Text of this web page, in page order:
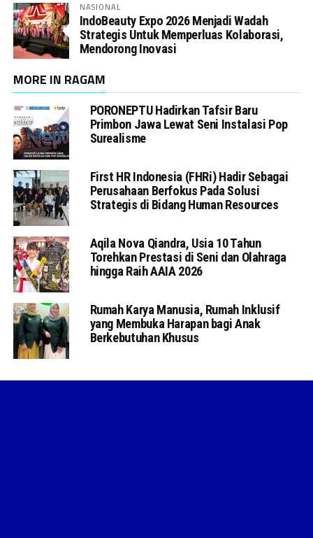
NASIONAL
IndoBeauty Expo 2026 Menjadi Wadah
Strategis Untuk Memperluas Kolaborasi,
Mendorong Inovasi
MORE IN RAGAM
PORONEPTU Hadirkan Tafsir Baru
Primbon Jawa Lewat Seni Instalasi Pop
Surealisme
First HR Indonesia (FHRi) Hadir Sebagai
Perusahaan Berfokus Pada Solusi
Strategis di Bidang Human Resources
Aqila Nova Qiandra, Usia 10 Tahun
Torehkan Prestasi di Seni dan Olahraga
hingga Raih AAIA 2026
Rumah Karya Manusia, Rumah Inklusif
yang Membuka Harapan bagi Anak
Berkebutuhan Khusus